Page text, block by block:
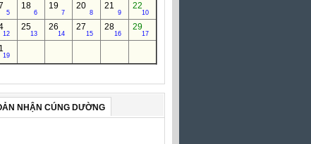
5
18
6
19
7
20
8
21
9
22
10
12
25
13
26
14
27
15
28
16
29
17
19
NHẬN CÚNG DƯỜNG